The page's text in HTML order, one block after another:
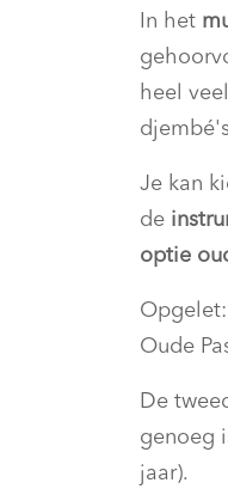
In het
heel
Je kan
de
optie
Oude
De
genoeg
jaar).